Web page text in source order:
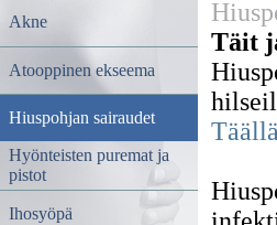
Akne
Atooppinen ekseema
Hiuspohjan sairaudet
Hyönteisten puremat ja
pistot
Ihosyöpä
Täit